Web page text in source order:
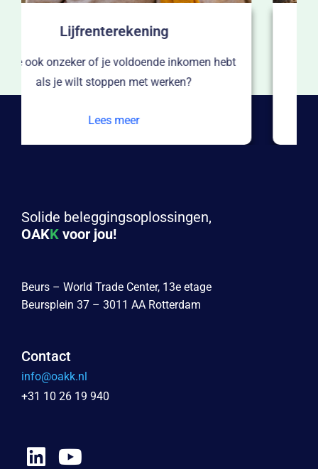
Uitkerende lijfrente
Loopt je lijfrente bij een andere aanbieder af?
Dan kun je deze oversluiten naar OAKK.
Lees meer
Solide beleggingsoplossingen,
OAKK voor jou!
Beurs – World Trade Center, 13e etage
Beursplein 37 – 3011 AA Rotterdam
Contact
info@oakk.nl
+31 10 26 19 940